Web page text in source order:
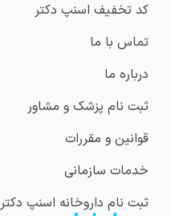
کد تخفیف اسنپ دکتر
تماس با ما
درباره ما
ثبت نام پزشک و مشاور
قوانین و مقررات
خدمات سازمانی
ثبت نام داروخانه اسنپ دکتر